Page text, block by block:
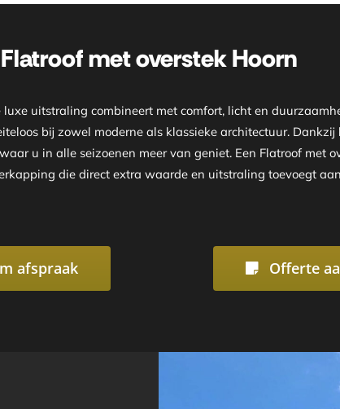
Flatroof met overstek Hoorn
uitstraling combineert met comfort, licht en
bij zowel moderne als klassieke architectuur.
u in alle seizoenen meer van geniet. Een Flatroof met
die direct extra waarde en uitstraling toevoegt
afspraak Offerte